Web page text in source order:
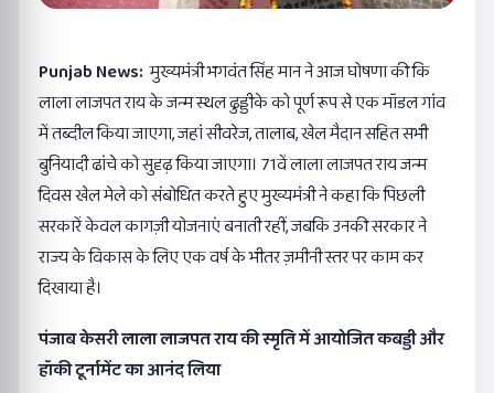
Punjab News: मुख्यमंत्री भगवंत सिंह मान ने आज घोषणा की कि
लाला लाजपत राय के जन्म स्थल ढुड्डीके को पूर्ण रूप से एक मॉडल गांव
में तब्दील किया जाएगा, जहां सीवरेज, तालाब, खेल मैदान सहित सभी
बुनियादी ढांचे को सुदृढ़ किया जाएगा। 71वें लाला लाजपत राय जन्म
दिवस खेल मेले को संबोधित करते हुए मुख्यमंत्री ने कहा कि पिछली
सरकारें केवल कागज़ी योजनाएं बनाती रहीं, जबकि उनकी सरकार ने
राज्य के विकास के लिए एक वर्ष के भीतर ज़मीनी स्तर पर काम कर
दिखाया है।
पंजाब केसरी लाला लाजपत राय की स्मृति में आयोजित कबड्डी और
हॉकी टूर्नामेंट का आनंद लिया